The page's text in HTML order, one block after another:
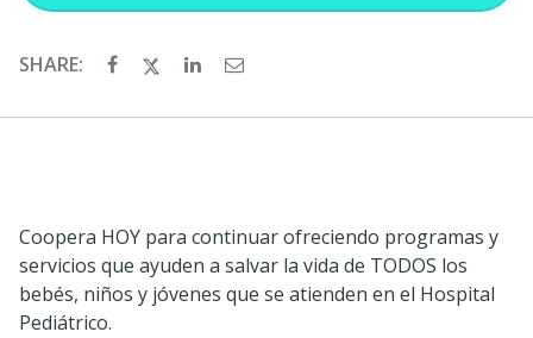
SHARE:
Coopera HOY para continuar ofreciendo programas y
servicios que ayuden a salvar la vida de TODOS los
bebés, niños y jóvenes que se atienden en el Hospital
Pediátrico.